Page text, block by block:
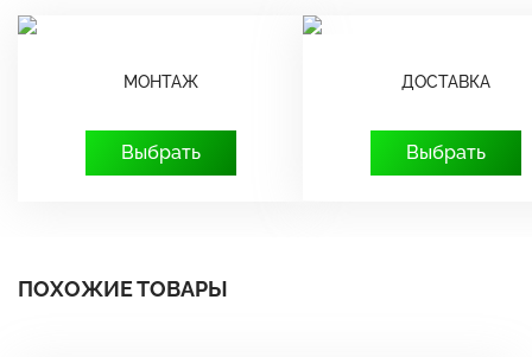
МОНТАЖ
Выбрать
ДОСТАВКА
Выбрать
ПОХОЖИЕ ТОВАРЫ